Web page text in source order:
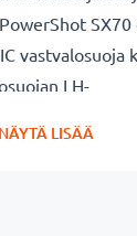
vastvalosuoja
LH-
NÄYTÄ LISÄÄ